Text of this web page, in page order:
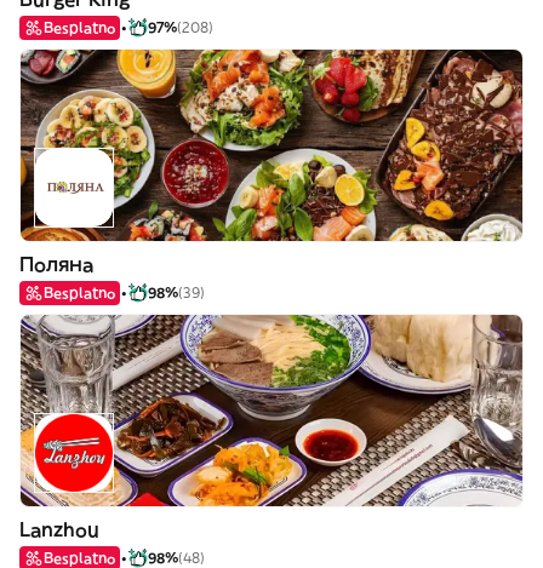
Besplatno 97%(208)
Поляна
Besplatno 98%(39)
Lanzhou
Besplatno 98%(48)